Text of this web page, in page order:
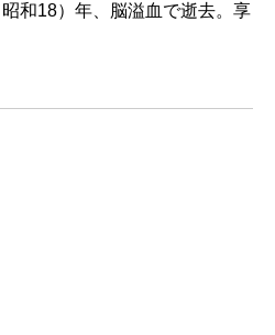
和18）年、脳溢血で逝去。享